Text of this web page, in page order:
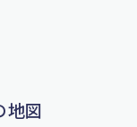
地図